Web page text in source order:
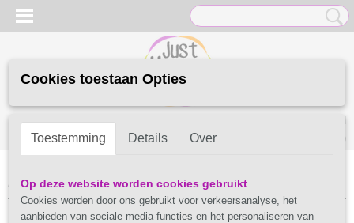
Inloggen Registreren
(0)
Home >Sokken>Transparante sokken 35-40
Cookies toestaan Opties
Toestemming Details Over
Op deze website worden cookies gebruikt
Cookies worden door ons gebruikt voor verkeersanalyse, het
aanbieden van sociale media-functies en het personaliseren van